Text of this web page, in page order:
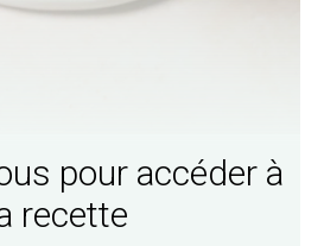
pour accéder à
recette